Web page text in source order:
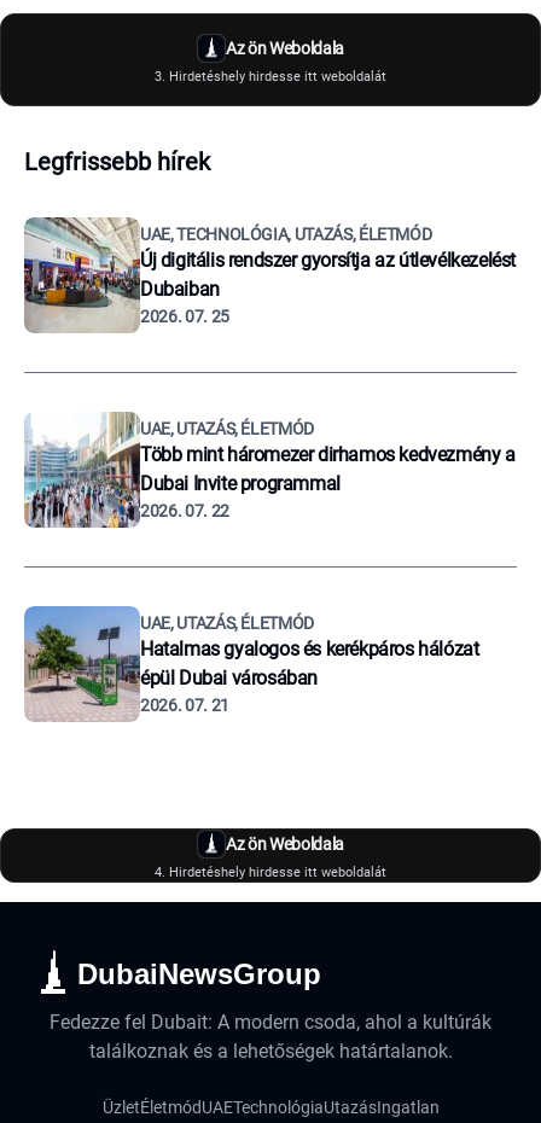
Az ön Weboldala
3. Hirdetéshely hirdesse itt weboldalát
Legfrissebb hírek
UAE, TECHNOLÓGIA, UTAZÁS, ÉLETMÓD
Új digitális rendszer gyorsítja az útlevélkezelést
Dubaiban
2026. 07. 25
UAE, UTAZÁS, ÉLETMÓD
Több mint háromezer dirhamos kedvezmény a
Dubai Invite programmal
2026. 07. 22
UAE, UTAZÁS, ÉLETMÓD
Hatalmas gyalogos és kerékpáros hálózat
épül Dubai városában
2026. 07. 21
Az ön Weboldala
4. Hirdetéshely hirdesse itt weboldalát
DubaiNewsGroup
Fedezze fel Dubait: A modern csoda, ahol a kultúrák
találkoznak és a lehetőségek határtalanok.
ÜzletÉletmódUAETechnológiaUtazásIngatlan